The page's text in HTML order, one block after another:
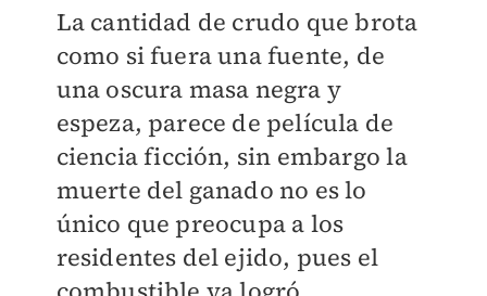
La cantidad de crudo que brota
como si fuera una fuente, de
una oscura masa negra y
espeza, parece de película de
ciencia ficción, sin embargo la
muerte del ganado no es lo
único que preocupa a los
residentes del ejido, pues el